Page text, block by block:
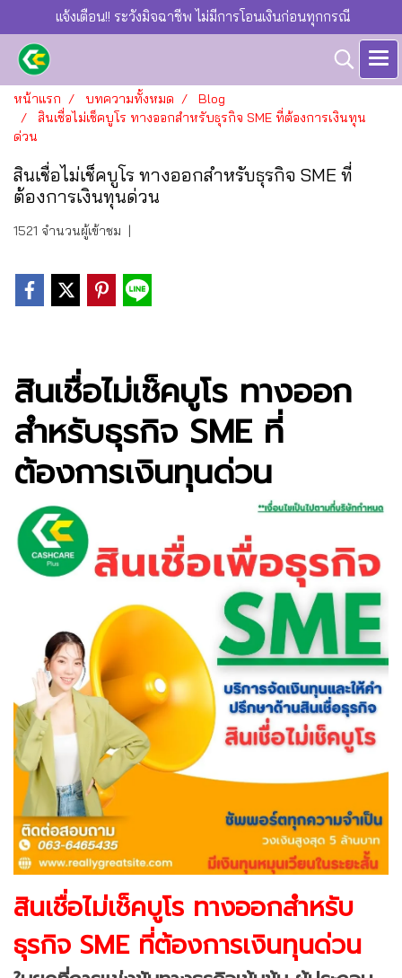
แจ้งเตือน!! ระวังมิจฉาชีพ ไม่มีการโอนเงินก่อนทุกกรณี
หน้าแรก บทความทั้งหมด
Blog
สินเชื่อไม่เช็คบูโร ทางออกสำหรับธุรกิจ SME ที่ต้องการเงินทุน
ด่วน
สินเชื่อไม่เช็คบูโร ทางออกสำหรับธุรกิจ SME ที่
ต้องการเงินทุนด่วน
1521 จำนวนผู้เข้าชม |
สินเชื่อไม่เช็คบูโร ทางออก
สำหรับธุรกิจ SME ที่
ต้องการเงินทุนด่วน
สินเชื่อไม่เช็คบูโร ทางออกสำหรับ
ธุรกิจ SME ที่ต้องการเงินทุนด่วน